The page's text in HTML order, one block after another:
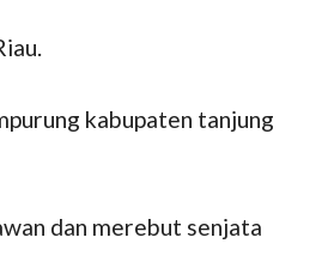
kabupaten tanjung
dan merebut senjata